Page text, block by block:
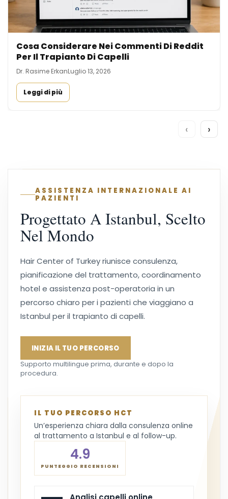
Cosa Considerare Nei Commenti Di Reddit
Per Il Trapianto Di Capelli
Dr. Rasime ErkanLuglio 13, 2026
Leggi di più
‹ ›
ASSISTENZA INTERNAZIONALE AI
PAZIENTI
Progettato A Istanbul, Scelto
Nel Mondo
Hair Center of Turkey riunisce consulenza,
pianificazione del trattamento, coordinamento
hotel e assistenza post-operatoria in un
percorso chiaro per i pazienti che viaggiano a
Istanbul per il trapianto di capelli.
INIZIA IL TUO PERCORSO
Supporto multilingue prima, durante e dopo la
procedura.
IL TUO PERCORSO HCT
Un’esperienza chiara dalla consulenza online
al trattamento a Istanbul e al follow-up.
4.9
PUNTEGGIO RECENSIONI